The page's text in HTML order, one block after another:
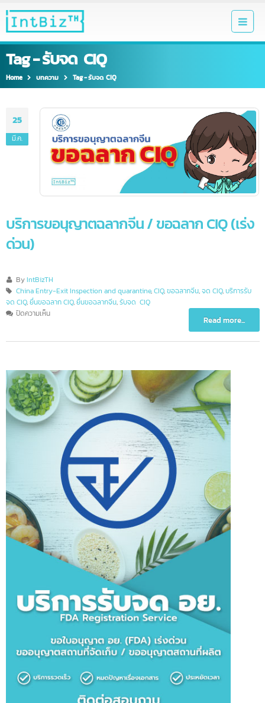
Tag - รับจด CIQ
Home บทความ Tag -รับจด CIQ
25
มี.ค.
บริการขอนุญาตฉลากจีน / ขอฉลาก CIQ (เร่
ด่วน)
ByIntBizTH
China Entry-Exit Inspection and quarantine ขอฉลากจีน,จด CIQ,บริการรับ
จด CIQ,ยื่นขอฉลาก CIQ
บริการ
ญาต
ฉลาก
จีน
/
ขอ
(เร่ง